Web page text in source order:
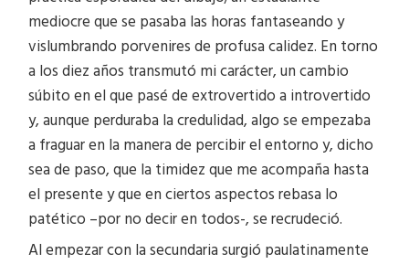
mediocre que se pasaba las horas fantaseando y
vislumbrando porvenires de profusa calidez. En torno
a los diez años transmutó mi carácter, un cambio
súbito en el que pasé de extrovertido a introvertido
y, aunque perduraba la credulidad, algo se empezaba
a fraguar en la manera de percibir el entorno y, dicho
sea de paso, que la timidez que me acompaña hasta
el presente y que en ciertos aspectos rebasa lo
patético –por no decir en todos-, se recrudeció.
Al empezar con la secundaria surgió paulatinamente